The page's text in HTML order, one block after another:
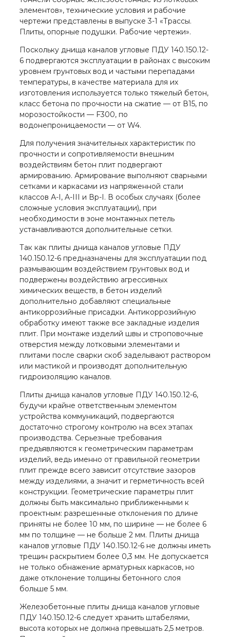
элементов», технические условия и рабочие
чертежи представлены в выпуске 3-1 «Трассы.
Плиты, опорные подушки. Рабочие чертежи».
Поскольку днища каналов угловые ПДУ 140.150.12-
6 подвергаются эксплуатации в районах с высоким
уровнем грунтовых вод и частыми перепадами
температуры, в качестве материала для их
изготовления используется только тяжелый бетон,
класс бетона по прочности на сжатие — от В15, по
морозостойкости — F300, по
водонепроницаемости — от W4.
Для получения значительных характеристик по
прочности и сопротивляемости внешним
воздействиям бетон плит подвергают
армированию. Армирование выполняют сварными
сетками и каркасами из напряженной стали
классов А-I, A-III и Вр-I. В особых случаях (более
сложные условия эксплуатации), при
необходимости в зоне монтажных петель
устанавливаются дополнительные сетки.
Так как плиты днища каналов угловые ПДУ
140.150.12-6 предназначены для эксплуатации под
размывающим воздействием грунтовых вод и
подвержены воздействию агрессивных
химических веществ, в бетон изделий
дополнительно добавляют специальные
антикоррозийные присадки. Антикоррозийную
обработку имеют также все закладные изделия
плит. При монтаже изделий швы и строповочные
отверстия между лотковыми элементами и
плитами после сварки скоб заделывают раствором
или мастикой и производят дополнительную
гидроизоляцию каналов.
Плиты днища каналов угловые ПДУ 140.150.12-6,
будучи крайне ответственным элементом
устройства коммуникаций, подвергаются
достаточно строгому контролю на всех этапах
производства. Серьезные требования
предъявляются к геометрическим параметрам
изделий, ведь именно от правильной геометрии
плит прежде всего зависит отсутствие зазоров
между изделиями, а значит и герметичность всей
конструкции. Геометрические параметры плит
должны быть максимально приближенными к
проектным: разрешенные отклонения по длине
приняты не более 10 мм, по ширине — не более 6
мм по толщине — не больше 2 мм. Плиты днища
каналов угловые ПДУ 140.150.12-6 не должны иметь
трещин раскрытием более 0,3 мм. Не допускается
не только обнажение арматурных каркасов, но
даже отклонение толщины бетонного слоя
больше 5 мм.
Железобетонные плиты днища каналов угловые
ПДУ 140.150.12-6 следует хранить штабелями,
высота которых не должна превышать 2,5 метров.